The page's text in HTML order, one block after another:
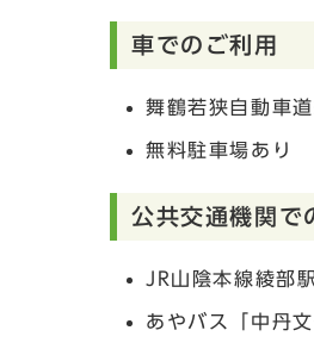
車でのご利用
舞鶴若狭自動車
無料駐車場あり
公共交通機関で
JR山陰本線綾部
あやバス「中丹